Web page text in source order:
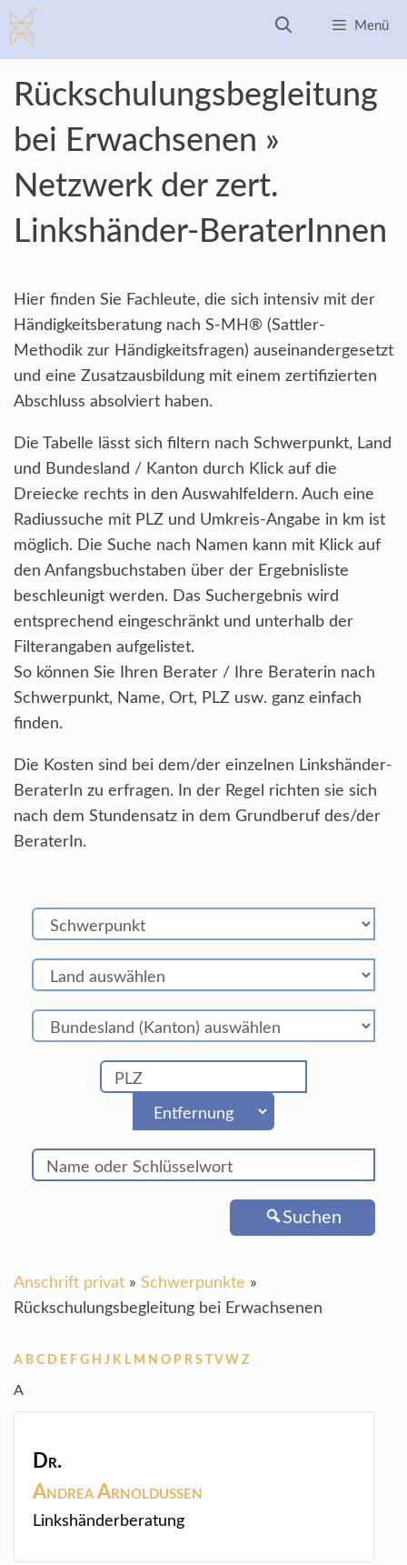
Zum
Inhalt
springen
Menü
Rückschulungsbegleitung
bei Erwachsenen »
Netzwerk der zert.
Linkshänder-BeraterInnen
Hier finden Sie Fachleute, die sich intensiv mit der
Händigkeitsberatung nach S-MH® (Sattler-
Methodik zur Händigkeitsfragen) auseinandergesetzt
und eine Zusatzausbildung mit einem zertifizierten
Abschluss absolviert haben.
Die Tabelle lässt sich filtern nach Schwerpunkt, Land
und Bundesland / Kanton durch Klick auf die
Dreiecke rechts in den Auswahlfeldern. Auch eine
Radiussuche mit PLZ und Umkreis-Angabe in km ist
möglich. Die Suche nach Namen kann mit Klick auf
den Anfangsbuchstaben über der Ergebnisliste
beschleunigt werden. Das Suchergebnis wird
entsprechend eingeschränkt und unterhalb der
Filterangaben aufgelistet.
So können Sie Ihren Berater / Ihre Beraterin nach
Schwerpunkt, Name, Ort, PLZ usw. ganz einfach
finden.
Die Kosten sind bei dem/der einzelnen Linkshänder-
BeraterIn zu erfragen. In der Regel richten sie sich
nach dem Stundensatz in dem Grundberuf des/der
BeraterIn.
Suchen
Anschrift privat » Schwerpunkte »
Rückschulungsbegleitung bei Erwachsenen
A B C D E F G H J K L M N O P R S V W Z
A
Dr.
AndreaArnoldussen
Linkshänderberatung